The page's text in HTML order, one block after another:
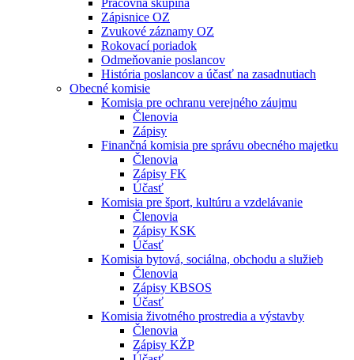
Pracovná skupina
Zápisnice OZ
Zvukové záznamy OZ
Rokovací poriadok
Odmeňovanie poslancov
História poslancov a účasť na zasadnutiach
Obecné komisie
Komisia pre ochranu verejného záujmu
Členovia
Zápisy
Finančná komisia pre správu obecného majetku
Členovia
Zápisy FK
Účasť
Komisia pre šport, kultúru a vzdelávanie
Členovia
Zápisy KSK
Účasť
Komisia bytová, sociálna, obchodu a služieb
Členovia
Zápisy KBSOS
Účasť
Komisia životného prostredia a výstavby
Členovia
Zápisy KŽP